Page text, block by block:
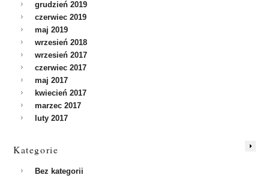
grudzień 2019
czerwiec 2019
maj 2019
wrzesień 2018
wrzesień 2017
czerwiec 2017
maj 2017
kwiecień 2017
marzec 2017
luty 2017
Kategorie
Bez kategorii